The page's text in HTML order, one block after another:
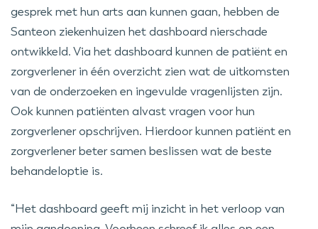
gesprek met hun arts aan kunnen gaan, hebben de
Santeon ziekenhuizen het dashboard nierschade
ontwikkeld. Via het dashboard kunnen de patiënt en
zorgverlener in één overzicht zien wat de uitkomsten
van de onderzoeken en ingevulde vragenlijsten zijn.
Ook kunnen patiënten alvast vragen voor hun
zorgverlener opschrijven. Hierdoor kunnen patiënt en
zorgverlener beter samen beslissen wat de beste
behandeloptie is.
“Het dashboard geeft mij inzicht in het verloop van